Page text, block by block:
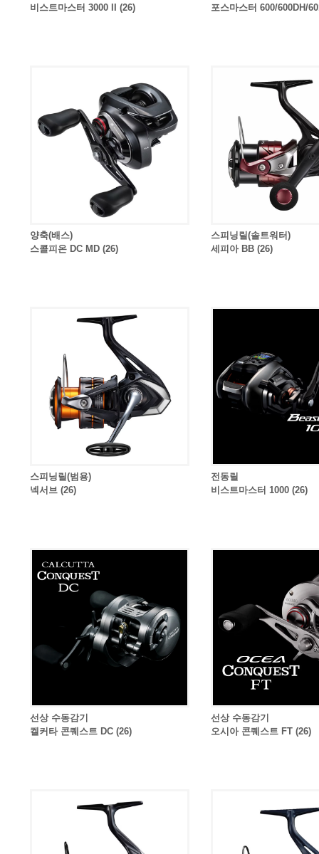
비스트마스터 3000 II (26)
포스마스터 600/600DH/
양축(배스)
스콜피온 DC MD (26)
스피닝릴(솔트워터)
세피아 BB (26)
스피닝릴(범용)
넥서브 (26)
전동릴
비스트마스터 1000 (26)
선상 수동감기
켈커타 콘퀘스트 DC (26)
선상 수동감기
오시아 콘퀘스트 FT (26)